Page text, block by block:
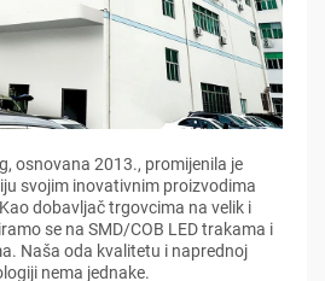
osnovana 2013., promijenila je
svojim inovativnim proizvodima
dobavljač trgovcima na velik i
se na SMD/COB LED trakama i
Naša oda kvalitetu i naprednoj
nema jednake.